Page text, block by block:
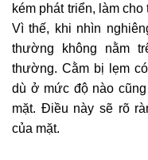
kém phát triển, làm
Vì thế, khi nhìn
thường không nằm
thường. Cằm bị lẹm
dù ở mức độ nào
mặt. Điều này sẽ rõ
của mặt.